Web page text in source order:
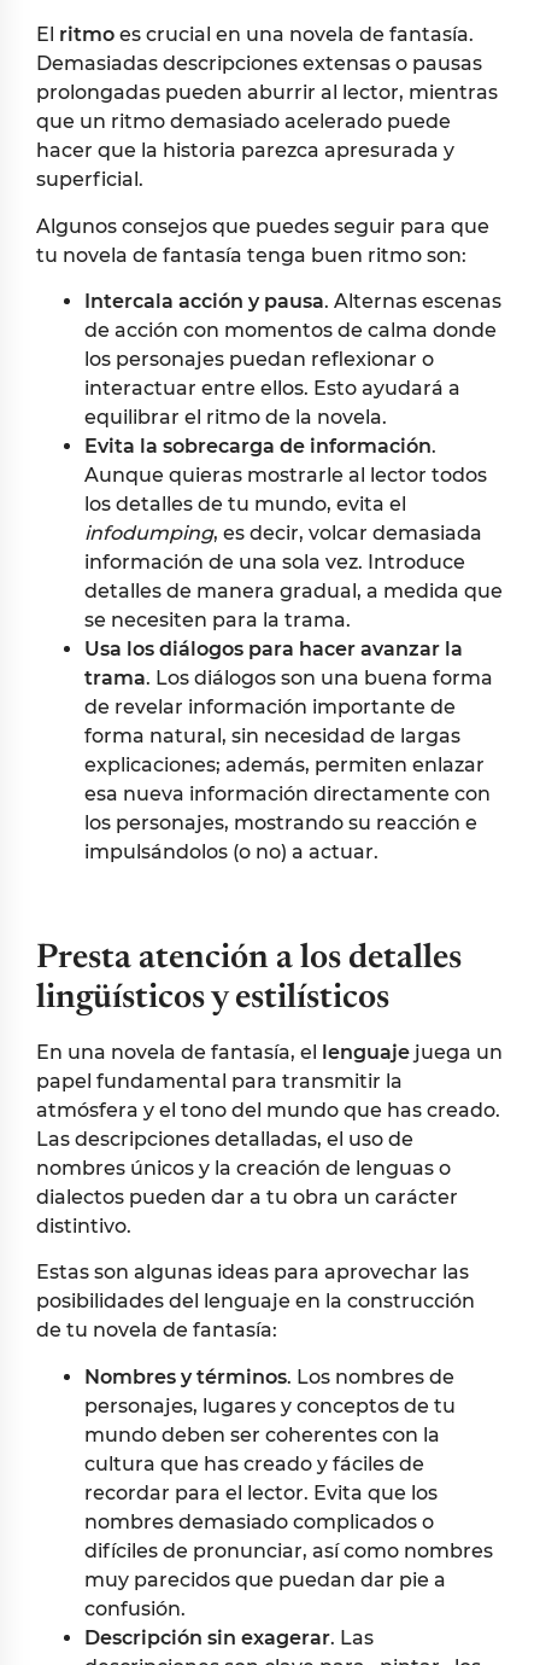
El ritmo es crucial en una novela de fantasía.
Demasiadas descripciones extensas o pausas
prolongadas pueden aburrir al lector, mientras
que un ritmo demasiado acelerado puede
hacer que la historia parezca apresurada y
superficial.
Algunos consejos que puedes seguir para que
tu novela de fantasía tenga buen ritmo son:
Intercala acción y pausa. Alternas escenas
de acción con momentos de calma donde
los personajes puedan reflexionar o
interactuar entre ellos. Esto ayudará a
equilibrar el ritmo de la novela.
Evita la sobrecarga de información.
Aunque quieras mostrarle al lector todos
los detalles de tu mundo, evita el
infodumping, es decir, volcar demasiada
información de una sola vez. Introduce
detalles de manera gradual, a medida que
se necesiten para la trama.
Usa los diálogos para hacer avanzar la
trama. Los diálogos son una buena forma
de revelar información importante de
forma natural, sin necesidad de largas
explicaciones; además, permiten enlazar
esa nueva información directamente con
los personajes, mostrando su reacción e
impulsándolos (o no) a actuar.
Presta atención a los detalles
lingüísticos y estilísticos
En una novela de fantasía, el lenguaje juega un
papel fundamental para transmitir la
atmósfera y el tono del mundo que has creado.
Las descripciones detalladas, el uso de
nombres únicos y la creación de lenguas o
dialectos pueden dar a tu obra un carácter
distintivo.
Estas son algunas ideas para aprovechar las
posibilidades del lenguaje en la construcción
de tu novela de fantasía:
Nombres y términos. Los nombres de
personajes, lugares y conceptos de tu
mundo deben ser coherentes con la
cultura que has creado y fáciles de
recordar para el lector. Evita que los
nombres demasiado complicados o
difíciles de pronunciar, así como nombres
muy parecidos que puedan dar pie a
confusión.
Descripción sin exagerar. Las